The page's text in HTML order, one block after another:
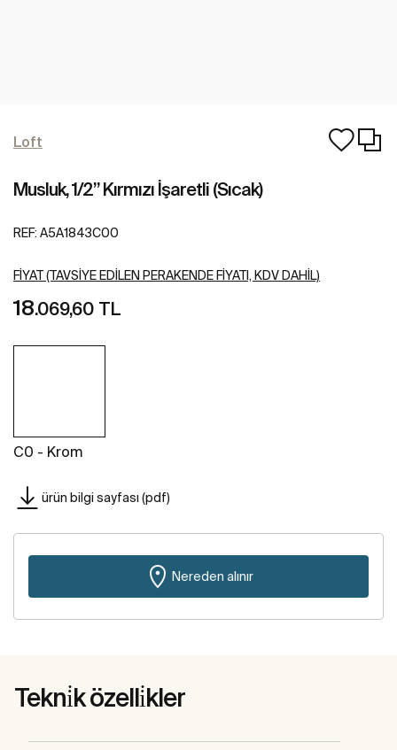
Loft
Musluk, 1/2” Kırmızı İşaretli (Sıcak)
REF: A5A1843C00
FIYAT (TAVSIYE EDILEN PERAKENDE FIYATI, KDV DAHIL)
18.069,60 TL
C0 - Krom
ürün bilgi sayfası (pdf)
Nereden alınır
Tekni̇k özelli̇kler